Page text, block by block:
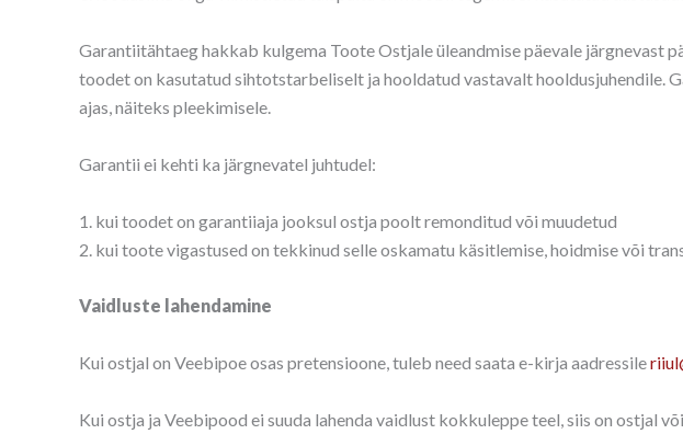
Garantiitähtaeg hakkab kulgema Toote Ostjale üleandmise päevale järgnevast
toodet on kasutatud sihtotstarbeliselt ja hooldatud vastavalt hooldusjuhendile.
ajas, näiteks pleekimisele.
Garantii ei kehti ka järgnevatel juhtudel:
1. kui toodet on garantiiaja jooksul ostja poolt remonditud või muudetud
2. kui toote vigastused on tekkinud selle oskamatu käsitlemise, hoidmise või
Vaidluste lahendamine
Kui ostjal on Veebipoe osas pretensioone, tuleb need saata e-kirja aadressile
Kui ostja ja Veebipood ei suuda lahenda vaidlust kokkuleppe teel, siis on ostjal